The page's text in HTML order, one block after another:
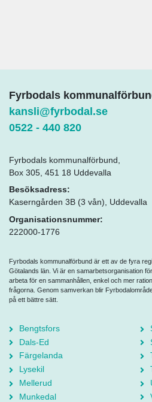
Fyrbodals
kansli@fyrbodal.se
0522 - 440 820
Fyrbodals kommunalförbund,
Box 305, 451 18 Uddevalla
Besöksadress:
Kaserngården 3B (3 vån), Uddevalla
Organisationsnummer:
222000-1776
Fyrbodals kommunalförbund är ett av de fyra
Götalands län. Vi är en samarbetsorganisation
arbeta för en sammanhållen, enkel och mer
frågorna. Genom samverkan blir
på ett bättre sätt.
Bengtsfors
Dals-Ed
Färgelanda
Lysekil
Mellerud
Munkedal